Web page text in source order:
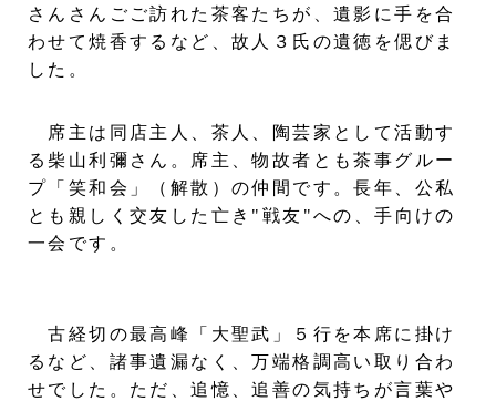
さんさんごご訪れた茶客たちが、遺影に手を合
わせて焼香するなど、故人３氏の遺徳を偲びま
した。
席主は同店主人、茶人、陶芸家として活動す
る柴山利彌さん。席主、物故者とも茶事グルー
プ「笑和会」（解散）の仲間です。長年、公私
とも親しく交友した亡き"戦友"への、手向けの
一会です。
古経切の最高峰「大聖武」５行を本席に掛け
るなど、諸事遺漏なく、万端格調高い取り合わ
せでした。ただ、追憶、追善の気持ちが言葉や